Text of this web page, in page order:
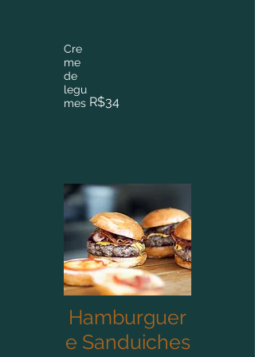
Cre
me
de
legu
mes R$34
Hamburguer
e Sanduiches